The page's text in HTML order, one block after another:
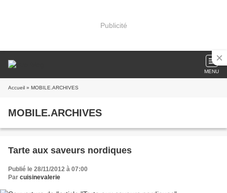
Publicité
MENU
Accueil » MOBILE.ARCHIVES
MOBILE.ARCHIVES
Tarte aux saveurs nordiques
Publié le 28/11/2012 à 07:00
Par cuisinevalerie